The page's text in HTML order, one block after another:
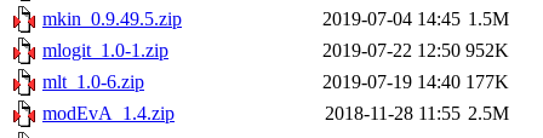
mkin_0.9.49.5.zip
2019-07-04 14:45 1.5M
mlogit_1.0-1.zip
2019-07-22 12:50 952K
mlt_1.0-6.zip
2019-07-19 14:40 177K
modEvA_1.4.zip
2018-11-28 11:55 2.5M